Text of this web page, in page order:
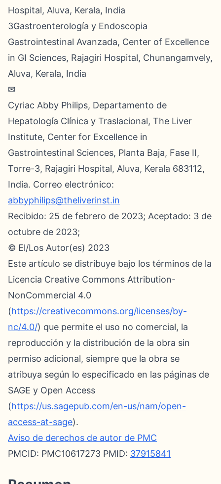
Hospital, Aluva, Kerala, India
3Gastroenterología y Endoscopia
Gastrointestinal Avanzada, Center of Excellence
in GI Sciences, Rajagiri Hospital, Chunangamvely,
Aluva, Kerala, India
✉
Cyriac Abby Philips, Departamento de
Hepatología Clínica y Traslacional, The Liver
Institute, Center for Excellence in
Gastrointestinal Sciences, Planta Baja, Fase II,
Torre-3, Rajagiri Hospital, Aluva, Kerala 683112,
India. Correo electrónico:
abbyphilips@theliverinst.in
Recibido: 25 de febrero de 2023; Aceptado: 3 de
octubre de 2023;
© El/Los Autor(es) 2023
Este artículo se distribuye bajo los términos de la
Licencia Creative Commons Attribution-
NonCommercial 4.0
(https://creativecommons.org/licenses/by-
nc/4.0/) que permite el uso no comercial, la
reproducción y la distribución de la obra sin
permiso adicional, siempre que la obra se
atribuya según lo especificado en las páginas de
SAGE y Open Access
(https://us.sagepub.com/en-us/nam/open-
access-at-sage).
Aviso de derechos de autor de PMC
PMCID: PMC10617273 PMID: 37915841